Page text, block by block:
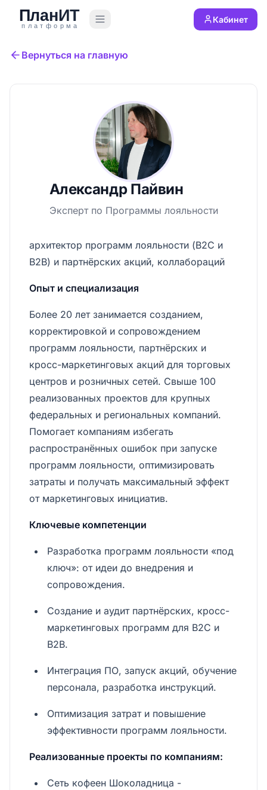
Кабинет
Вернуться на главную
Александр Пайвин
Эксперт по Программы лояльности
архитектор программ лояльности (B2C и
B2B) и партнёрских акций, коллабораций
Опыт и специализация
Более 20 лет занимается созданием,
корректировкой и сопровождением
программ лояльности, партнёрских и
кросс-маркетинговых акций для торговых
центров и розничных сетей. Свыше 100
реализованных проектов для крупных
федеральных и региональных компаний.
Помогает компаниям избегать
распространённых ошибок при запуске
программ лояльности, оптимизировать
затраты и получать максимальный эффект
от маркетинговых инициатив.
Ключевые компетенции
Разработка программ лояльности «под
ключ»: от идеи до внедрения и
сопровождения.
Создание и аудит партнёрских, кросс-
маркетинговых программ для B2C и
B2B.
Интеграция ПО, запуск акций, обучение
персонала, разработка инструкций.
Оптимизация затрат и повышение
эффективности программ лояльности.
Реализованные проекты по компаниям:
Сеть кофеен Шоколадница -